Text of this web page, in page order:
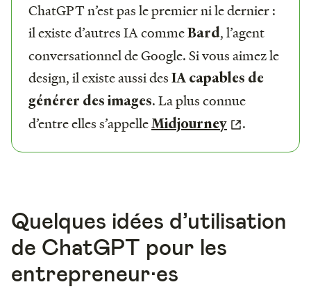
ChatGPT n’est pas le premier ni le dernier :
il existe d’autres IA commeBard, l’agent
conversationnel de Google. Si vous aimez le
design, il existe aussi des IA capables de
générer des images. La plus connue
d’entre elles s’appelle Midjourney .
Quelques idées d’utilisation
de ChatGPT pour les
entrepreneur·es